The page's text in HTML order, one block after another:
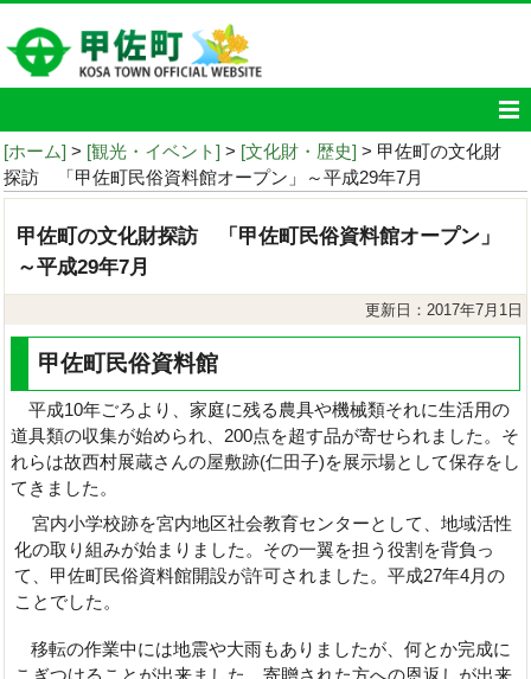
[ホーム] > [観光・イベント] > [文化財・歴史] > 甲佐町の文化財
探訪 「甲佐町民俗資料館オープン」～平成29年7月
甲佐町の文化財探訪 「甲佐町民俗資料館オープン」
～平成29年7月
更新日：2017年7月1日
甲佐町民俗資料館
平成10年ごろより、家庭に残る農具や機械類それに生活用の
道具類の収集が始められ、200点を超す品が寄せられました。そ
れらは故西村展蔵さんの屋敷跡(仁田子)を展示場として保存をし
てきました。
宮内小学校跡を宮内地区社会教育センターとして、地域活性
化の取り組みが始まりました。その一翼を担う役割を背負っ
て、甲佐町民俗資料館開設が許可されました。平成27年4月の
ことでした。
移転の作業中には地震や大雨もありましたが、何とか完成に
こぎつけることが出来ました。寄贈された方への恩返しが出来